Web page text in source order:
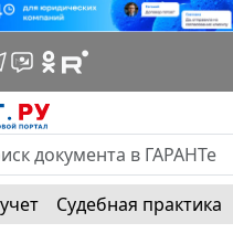
Судебная практика